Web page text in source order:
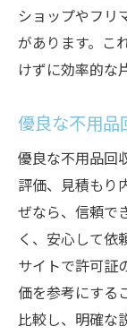
優良
評判
不用品回
不用
ス
千葉
料金
事項
不用
口コ
ぼっ
ショップやフリ
があります。こ
けずに効率的な
優良な不用品
優良な不用品回
評価、見積もり
ぜなら、信頼で
く、安心して依
サイトで許可証
価を参考にする
比較し、明確な